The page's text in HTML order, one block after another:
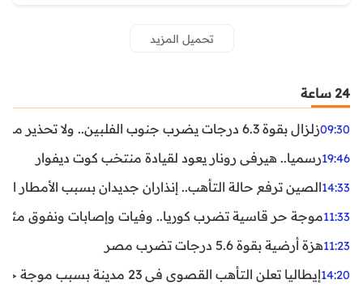
تحميل المزيد
24 ساعة
09:30زلزال بقوة 6.3 درجات يضرب جنوب الفلبين.. ولا تحذير من تسونامي حتى الآن
19:46رسميا.. هيرفي رونار يعود لقيادة منتخب كوت ديفوار
14:33الصين ترفع حالة التأهب.. إنذاران جديدان بسبب الأمطار
11:33موجة حر قاسية تضرب كوريا.. وفيات وإصابات ونفوق مئات
11:23هزة أرضية بقوة 5.6 درجات تضرب مصر
14:20إيطاليا تعلن التأهب القصوى في 23 مدينة بسبب موجة حر شديدة